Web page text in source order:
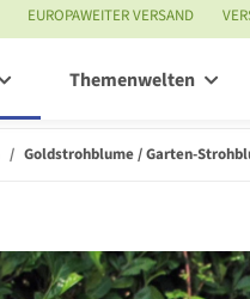
EUROPAWEITER VERSAND
Themenwelten
Goldstrohblume / Garten-